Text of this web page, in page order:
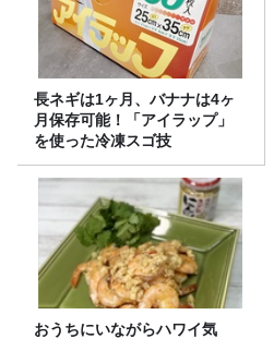
長ネギは1ヶ月、バナナは4ヶ
月保存可能！「アイラップ」
を使った冷凍スゴ技
おうちにいながらハワイ気